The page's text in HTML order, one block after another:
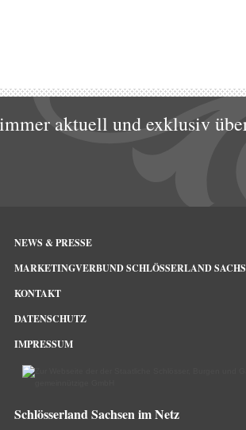
aktuell und exklusiv
NEWS & PRESSE
MARKETINGVERBUND SCHLÖSSERLAND
KONTAKT
DATENSCHUTZ
IMPRESSUM
Schlösserland Sachsen im Netz